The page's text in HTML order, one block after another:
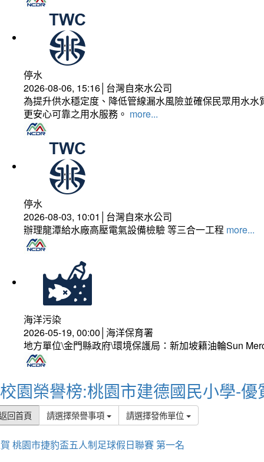
停水
2026-08-06, 15:16│台灣自來水公司
為提升供水穩定度、降低管線漏水風險並確保民眾用水
更安心可靠之用水服務。 more...
停水
2026-08-03, 10:01│台灣自來水公司
辦理龍潭給水廠高壓電氣設備檢驗 等三合一工程 more...
海洋污染
2026-05-19, 00:00│海洋保育署
地方單位\金門縣政府\環境保護局：新加坡籍油輪Sun
校園榮譽榜:桃園市建德國民小學-優
回首頁 請選擇榮譽事項 請選擇發佈單位
桃園市捷豹盃五人制足球假日聯賽 第一名